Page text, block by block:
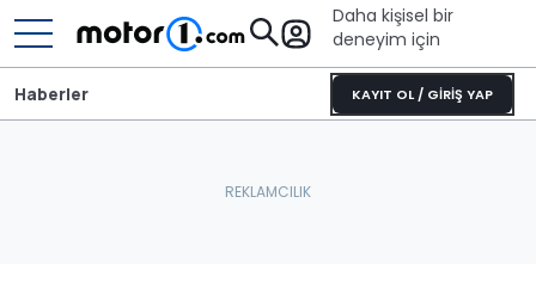
Daha kişisel bir
deneyim için
KAYIT OL / GİRİŞ YAP
Haberler